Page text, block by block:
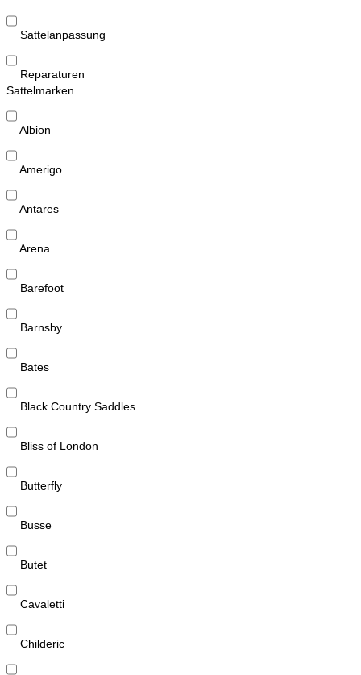
Sattelanpassung
Reparaturen
Sattelmarken
Albion
Amerigo
Antares
Arena
Barefoot
Barnsby
Bates
Black Country Saddles
Bliss of London
Butterfly
Busse
Butet
Cavaletti
Childeric